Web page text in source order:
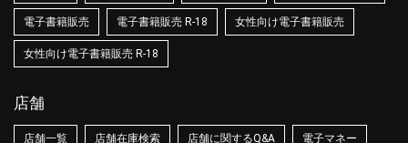
電子書籍販売 電子書籍販売 R-18 女性向け電子書籍販売
女性向け電子書籍販売 R-18
店舗
店舗一覧 店舗在庫検索 店舗に関するQ&A 電子マネー